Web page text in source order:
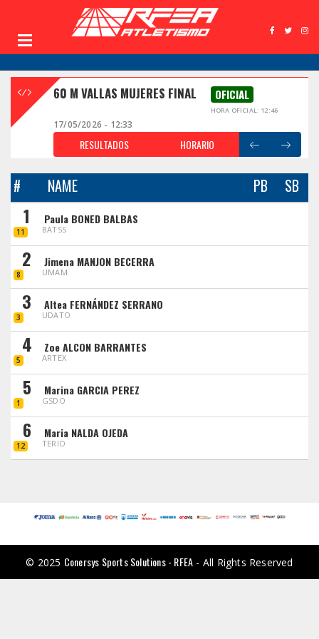
60 M VALLAS MUJERES FINAL OFICIAL
HORA OFICIAL: 12:46
17/05/2026 - 12:33
RESULTADOS HORARIO
# NAME PB SB
1
11
Paula BONED BALBAS
BATSS
2
8
Jimena MANJON BECERRA
UMAM
3
3
Altea FERNÁNDEZ SERRANO
UDATO
4
5
Zoe ALCON BARRANTES
ARTEX
5
1
Marina GARCIA PEREZ
GSDO
6
12
Maria NALDA OJEDA
TERIO
© 2025 Conersys Sports Solutions - RFEA - All Rights Reserved